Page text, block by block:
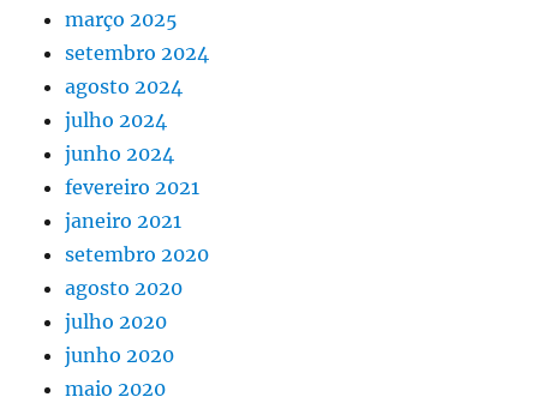
março 2025
setembro 2024
agosto 2024
julho 2024
junho 2024
fevereiro 2021
janeiro 2021
setembro 2020
agosto 2020
julho 2020
junho 2020
maio 2020